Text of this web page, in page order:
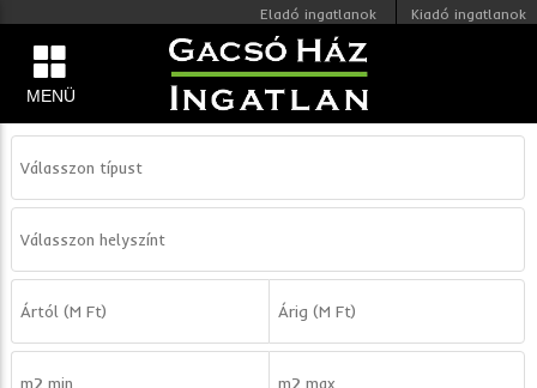
MENÜ
Eladó ingatlanok Kiadó ingatlanok